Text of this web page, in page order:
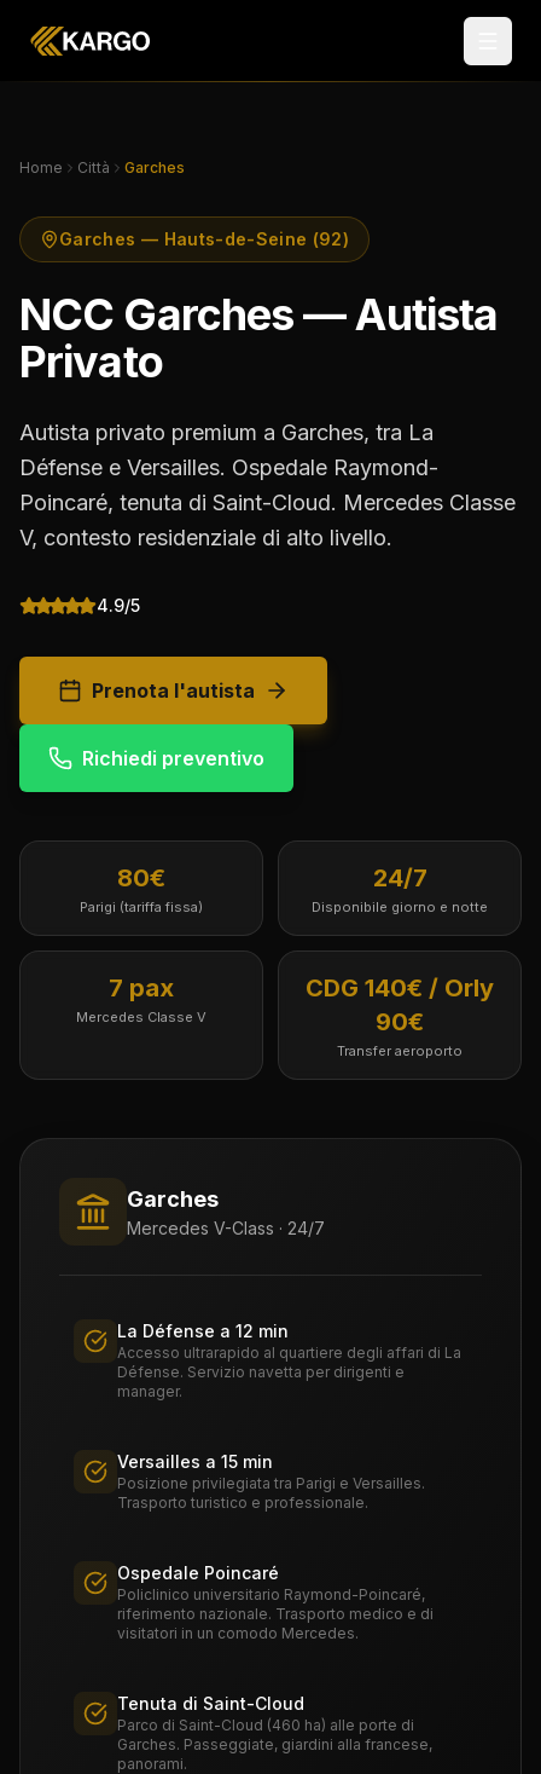
Home Città Garches
Garches — Hauts-de-Seine (92)
NCC Garches — Autista
Privato
Autista privato premium a Garches, tra La
Défense e Versailles. Ospedale Raymond-
Poincaré, tenuta di Saint-Cloud. Mercedes Classe
V, contesto residenziale di alto livello.
4.9/5
Prenota l'autista
Richiedi preventivo
80€
Parigi (tariffa fissa)
24/7
Disponibile giorno e notte
7 pax
Mercedes Classe V
CDG 140€ / Orly
90€
Transfer aeroporto
Garches
Mercedes V-Class · 24/7
La Défense a 12 min
Accesso ultrarapido al quartiere degli affari di La
Défense. Servizio navetta per dirigenti e
manager.
Versailles a 15 min
Posizione privilegiata tra Parigi e Versailles.
Trasporto turistico e professionale.
Ospedale Poincaré
Policlinico universitario Raymond-Poincaré,
riferimento nazionale. Trasporto medico e di
visitatori in un comodo Mercedes.
Tenuta di Saint-Cloud
Parco di Saint-Cloud (460 ha) alle porte di
Garches. Passeggiate, giardini alla francese,
panorami.